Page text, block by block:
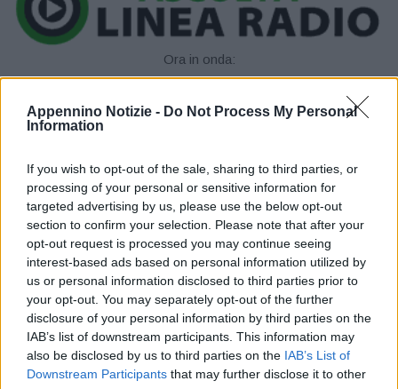
Appennino Notizie - Do Not Process My Personal
Information
If you wish to opt-out of the sale, sharing to third parties, or
processing of your personal or sensitive information for
targeted advertising by us, please use the below opt-out
section to confirm your selection. Please note that after your
opt-out request is processed you may continue seeing
interest-based ads based on personal information utilized by
us or personal information disclosed to third parties prior to
your opt-out. You may separately opt-out of the further
disclosure of your personal information by third parties on the
IAB’s list of downstream participants. This information may
also be disclosed by us to third parties on the IAB’s List of
Downstream Participants that may further disclose it to other
Ora in onda:
____________
Ieri notte, a Vignola, i militari della locale tendenza, e quelli della
stazione di Fiorano modenese, hanno bloccato e tratto in arresto
un tunisino 33enne domiciliato nel modenese, già noto alle forze
dell’ordine e già sottoposto a regime degli arresti domiciliari, per
furto aggravato in danno di edificio scolastico.
A mezzanotte circa, i militari in località Settecani di Castelvetro,
lo hanno bloccato con un affettatrice asportata poco prima dalla
scuola paritaria Ferrari di Castelnuovo Rangone. All’atto del